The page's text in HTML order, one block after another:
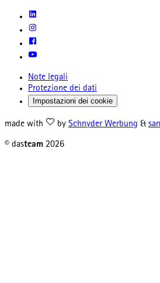
Note legali
Protezione dei dati
Impostazioni dei cookie
made with by Schnyder Werbung &
© dasteam 2026